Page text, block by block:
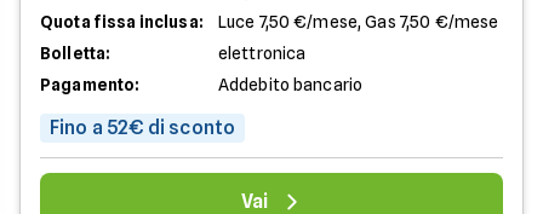
Quota fissa inclusa:
Luce 7,50 €/mese, Gas 7,50 €/mese
Bolletta:
elettronica
Pagamento:
Addebito bancario
Fino a 52€ di sconto
Vai